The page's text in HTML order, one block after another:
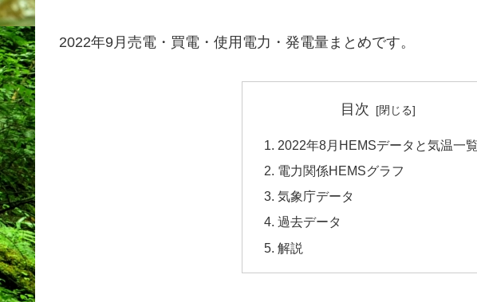
2022年9月売電・買電・使用電力・発電量まとめです。
目次
2022年8月HEMSデータと気温一
電力関係HEMSグラフ
気象庁データ
過去データ
解説